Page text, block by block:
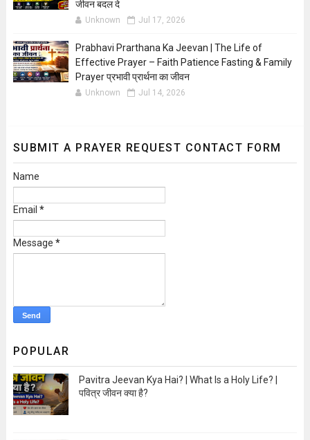
जीवन बदल दे
Unknown Jul 17, 2026
Prabhavi Prarthana Ka Jeevan | The Life of
Effective Prayer – Faith Patience Fasting & Family
Prayer प्रभावी प्रार्थना का जीवन
Unknown Jul 14, 2026
SUBMIT A PRAYER REQUEST CONTACT FORM
Name
Email *
Message *
POPULAR
Pavitra Jeevan Kya Hai? | What Is a Holy Life? |
पवित्र जीवन क्या है?